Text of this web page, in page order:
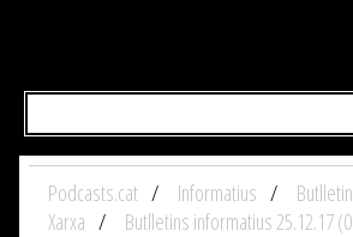
Podcasts.cat Informatius
Xarxa
Butlletins informatius 25.12.17